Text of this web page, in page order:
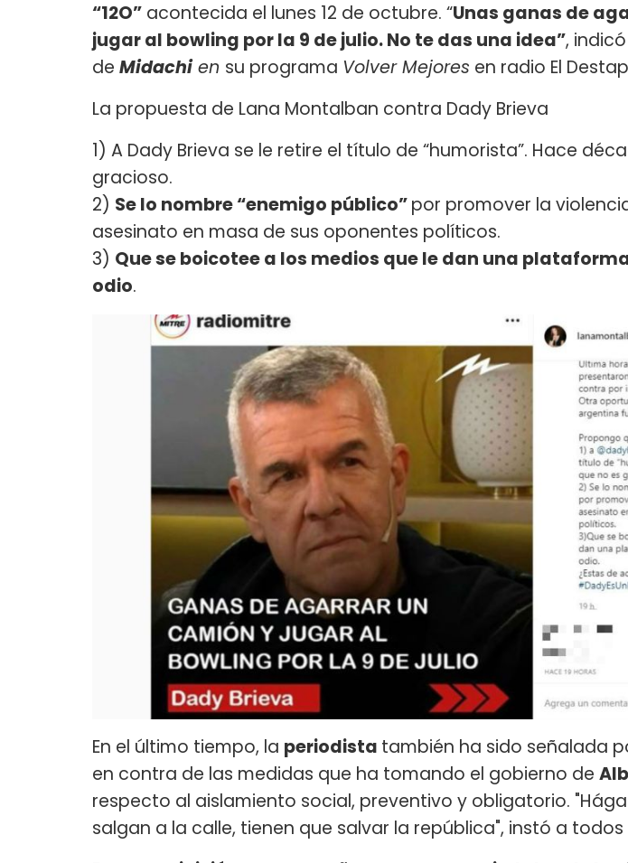
“12O” acontecida el lunes 12 de octubre. “Unas ganas de
jugar al bowling por la 9 de julio. No te das una idea”,
de Midachien su programa Volver Mejores en radio El
La propuesta de Lana Montalban contra Dady Brieva
1) A Dady Brieva se le retire el título de “humorista”. Hace
gracioso.
2) Se lo nombre “enemigo público”por promover la
asesinato en masa de sus oponentes políticos.
3) Que se boicotee a los medios que le dan una
odio.
En el último tiempo, la periodista también ha sido señalada
en contra de las medidas que ha tomando el gobierno de
respecto al aislamiento social, preventivo y obligatorio.
salgan a la calle, tienen que salvar la república", instó a